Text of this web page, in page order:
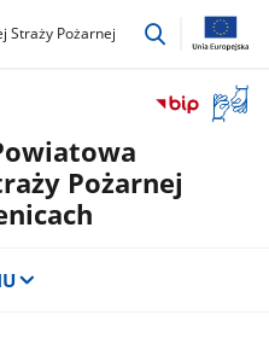
Straży Pożarnej
przejdź
okno
Pożarnej